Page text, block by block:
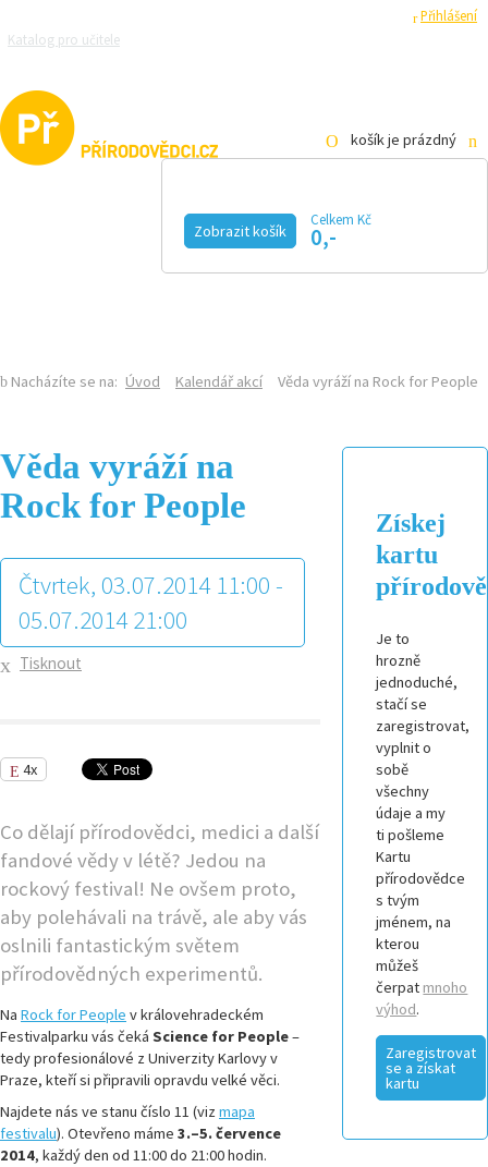
Přihlášení
Katalog pro učitele
košík je prázdný
Zobrazit košík
Celkem Kč
0,-
Nacházíte se na: Úvod Kalendář akcí Věda vyráží na Rock for People
Věda vyráží na
Rock for People
Čtvrtek, 03.07.2014 11:00 -
05.07.2014 21:00
Tisknout
4x
Co dělají přírodovědci, medici a další
fandové vědy v létě? Jedou na
rockový festival! Ne ovšem proto,
aby polehávali na trávě, ale aby vás
oslnili fantastickým světem
přírodovědných experimentů.
Na Rock for People v královehradeckém
Festivalparku vás čeká Science for People–
tedy profesionálové z Univerzity Karlovy v
Praze, kteří si připravili opravdu velké věci.
Najdete nás ve stanu číslo 11 (viz mapa
festivalu). Otevřeno máme 3.–5. července
2014, každý den od 11:00 do 21:00 hodin.
Získej
kartu
Je to
hrozně
jednoduché,
stačí se
zaregistrovat,
vyplnit o
sobě
všechny
údaje a my
ti pošleme
Kartu
přírodovědce
s tvým
jménem, na
kterou
můžeš
čerpat mnoho
výhod.
Zaregistrovat
se a získat
kartu